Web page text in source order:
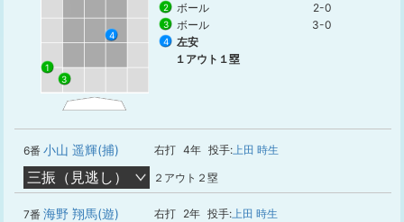
1
3
4
2 ボール 2-0
3 ボール 3-0
4
左安
１アウト１塁
6番 小山 遥輝(捕) 右打 4年 投手:上田 時生
三振（見逃し） ２アウト２塁
7番 海野 翔馬(遊) 右打 2年 投手:上田 時生